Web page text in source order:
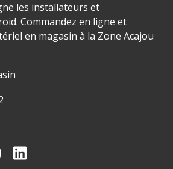
les installateurs et
Commandez en ligne et
en magasin à la Zone Acajou